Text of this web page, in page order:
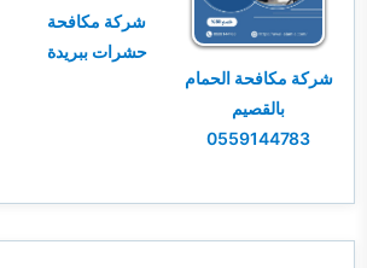
شركة مكافحة الحمام
بالقصيم
0559144783
شركة مكافحة
حشرات ببريدة